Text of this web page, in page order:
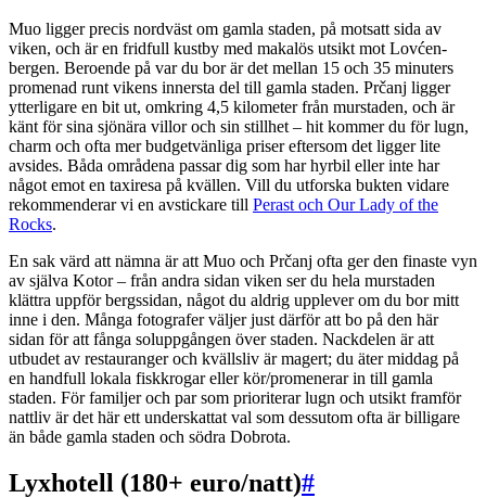
Muo ligger precis nordväst om gamla staden, på motsatt sida av
viken, och är en fridfull kustby med makalös utsikt mot Lovćen-
bergen. Beroende på var du bor är det mellan 15 och 35 minuters
promenad runt vikens innersta del till gamla staden. Prčanj ligger
ytterligare en bit ut, omkring 4,5 kilometer från murstaden, och är
känt för sina sjönära villor och sin stillhet – hit kommer du för lugn,
charm och ofta mer budgetvänliga priser eftersom det ligger lite
avsides. Båda områdena passar dig som har hyrbil eller inte har
något emot en taxiresa på kvällen. Vill du utforska bukten vidare
rekommenderar vi en avstickare till Perast och Our Lady of the
Rocks.
En sak värd att nämna är att Muo och Prčanj ofta ger den finaste vyn
av själva Kotor – från andra sidan viken ser du hela murstaden
klättra uppför bergssidan, något du aldrig upplever om du bor mitt
inne i den. Många fotografer väljer just därför att bo på den här
sidan för att fånga soluppgången över staden. Nackdelen är att
utbudet av restauranger och kvällsliv är magert; du äter middag på
en handfull lokala fiskkrogar eller kör/promenerar in till gamla
staden. För familjer och par som prioriterar lugn och utsikt framför
nattliv är det här ett underskattat val som dessutom ofta är billigare
än både gamla staden och södra Dobrota.
Lyxhotell (180+ euro/natt)#